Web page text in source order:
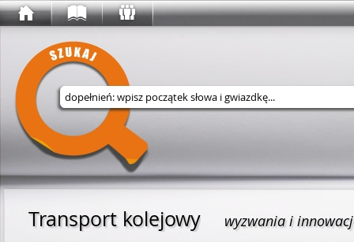
Wyszukaj w serwisie
Transport kolejowy wyzwania i